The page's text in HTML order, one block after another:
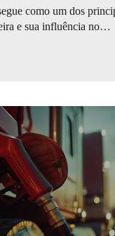
como um dos
e sua influência no…